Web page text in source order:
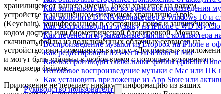
Как записывать видео во время воспроизведения
Как включить DLNA медиасервер в Windows 10 и
Как воспроизводить музыку на iPhone с WD My
Как перенести музыкальные файлы с компьютера
Воспроизведение музыки из Dropbox на iPhone в
Как редактировать ID3-теги на iPhone и Mac
Как воспроизводить локальные файлы (файлы
Потоковое воспроизведение музыки с Mac или ПК
Как установить приложение из App Store или
Руководство пользователя
хранилищем от вашего имени. Токен хранится на вашем
устройстве в защищённом системном хранилище Apple
(Keychain), зашифрованном в состоянии покоя и защищённом
кодом доступа или биометрической блокировкой. Можно
скачивать файлы из подключённых облачных сервисов на
устройство; они помещаются в папку «Документы»
и могут быть удалены в любое время с помощью встроенного
менеджера файлов.
Приложение не передаёт никакую информацию из ваших